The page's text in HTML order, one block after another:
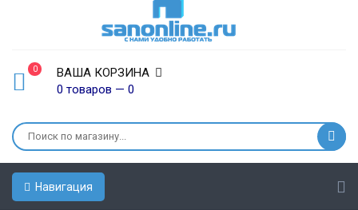
0
ВАША КОРЗИНА
0 товаров — 0
Навигация